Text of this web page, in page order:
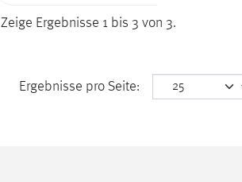
Zeige Ergebnisse 1 bis 3 von 3.
Ergebnisse pro Seite: